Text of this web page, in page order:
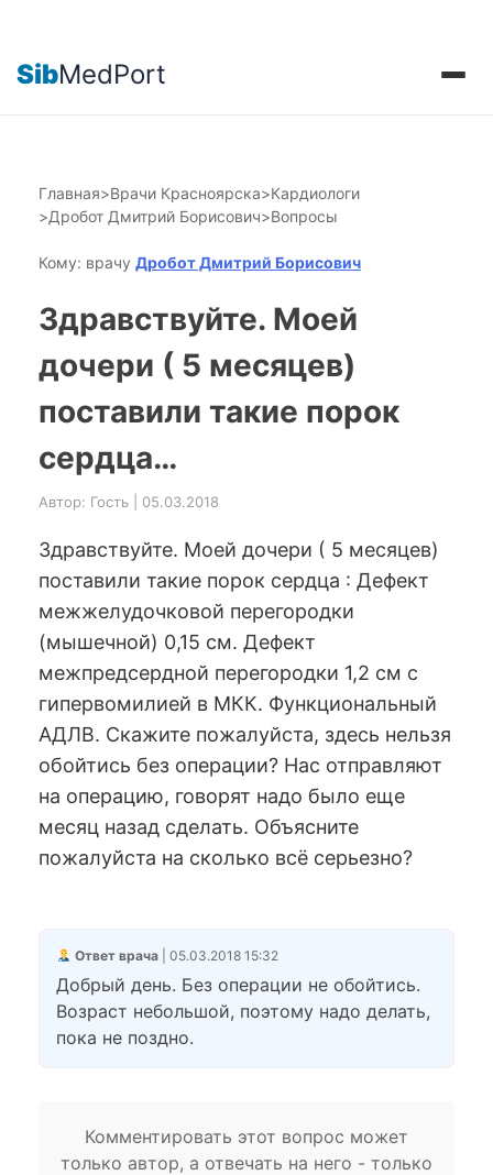
SibMedPort
Главная>Врачи Красноярска>Кардиологи
>Дробот Дмитрий Борисович>Вопросы
Кому: врачу Дробот Дмитрий Борисович
Здравствуйте. Моей
дочери ( 5 месяцев)
поставили такие порок
сердца…
Автор: Гость | 05.03.2018
Здравствуйте. Моей дочери ( 5 месяцев)
поставили такие порок сердца : Дефект
межжелудочковой перегородки
(мышечной) 0,15 см. Дефект
межпредсердной перегородки 1,2 см с
гипервомилией в МКК. Функциональный
АДЛВ. Скажите пожалуйста, здесь нельзя
обойтись без операции? Нас отправляют
на операцию, говорят надо было еще
месяц назад сделать. Объясните
пожалуйста на сколько всё серьезно?
Ответ врача| 05.03.2018 15:32
Добрый день. Без операции не обойтись.
Возраст небольшой, поэтому надо делать,
пока не поздно.
Комментировать этот вопрос может
только автор, а отвечать на него - только